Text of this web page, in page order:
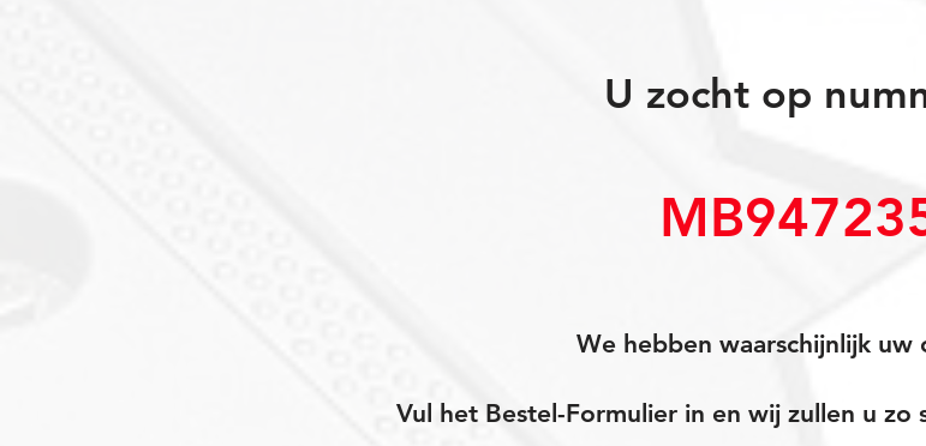
U zocht op
We hebben waarschijnlijk uw
Vul het Bestel-Formulier in en wij zullen u